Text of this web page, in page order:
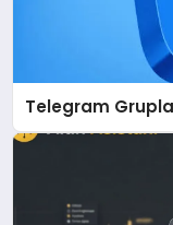
Telegram